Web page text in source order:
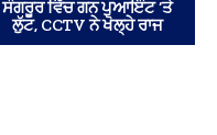
ਸੰਗਰੂਰ ਵਿੱਚ ਗਨ ਪੁਆਇੰਟ ‘ਤੇ
ਲੁੱਟ, CCTV ਨੇ ਖੋਲ੍ਹੇ ਰਾਜ